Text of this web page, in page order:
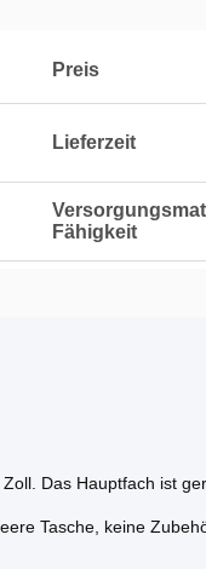
Preis
Lieferzeit
Fähigkeit
Das Hauptfach ist
Tasche, keine